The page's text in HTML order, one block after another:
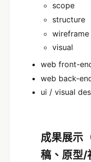
scope
structure
wireframe
visual
web front-
web back-
ui / visual
成果展示
稿、原型/